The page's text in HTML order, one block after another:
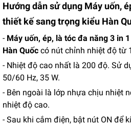
Hướng dẫn sử dụng Máy uốn,
thiết kế sang trọng kiểu Hàn
- Máy uốn, ép, là tóc đa năng 3 in
Hàn Quốc có nút chỉnh nhiệt độ từ
- Nhiệt độ cao nhất là 200 độ. Sử
50/60 Hz, 35 W.
- Bên ngoài là lớp nhựa chịu nhiệt
nhiệt độ cao.
- Sau khi cắm điện, bật nút ON để